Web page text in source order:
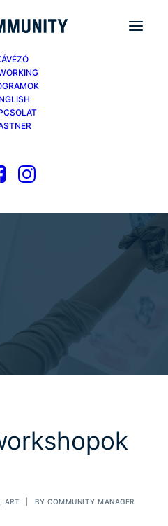
ART BY COMMUNITY MANAGER